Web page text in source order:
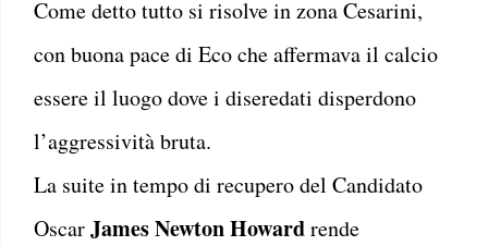
Come detto tutto si risolve in zona Cesarini,
con buona pace di Eco che affermava il calcio
essere il luogo dove i diseredati disperdono
l’aggressività bruta.
La suite in tempo di recupero del Candidato
OscarJames Newton Howardrende